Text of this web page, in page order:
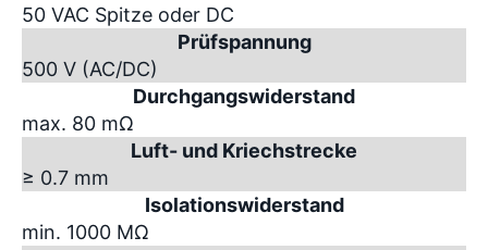
50 VAC Spitze oder DC
Prüfspannung
500 V (AC/DC)
Durchgangswiderstand
max. 80 mΩ
Luft- und Kriechstrecke
≥ 0.7 mm
Isolationswiderstand
min. 1000 MΩ